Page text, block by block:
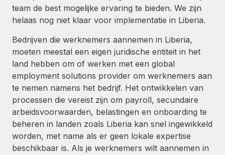
team de best mogelijke ervaring te bieden. We zijn
helaas nog niet klaar voor implementatie in Liberia.
Bedrijven die werknemers aannemen in Liberia,
moeten meestal een eigen juridische entiteit in het
land hebben om of werken met een global
employment solutions provider om werknemers aan
te nemen namens het bedrijf. Het ontwikkelen van
processen die vereist zijn om payroll, secundaire
arbeidsvoorwaarden, belastingen en onboarding te
beheren in landen zoals Liberia kan snel ingewikkeld
worden, met name als er geen lokale expertise
beschikbaar is. Als je werknemers wilt aannemen in